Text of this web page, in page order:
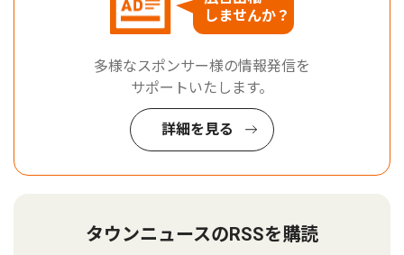
しませんか？
多様なスポンサー様の情報発信を
サポートいたします。
詳細を見る
タウンニュースのRSSを購読